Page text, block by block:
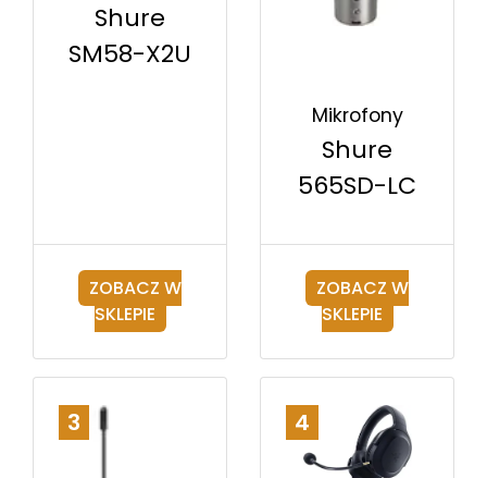
Shure
SM58-X2U
ZOBACZ W
SKLEPIE
Mikrofony
Shure
565SD-LC
ZOBACZ W
SKLEPIE
3 4